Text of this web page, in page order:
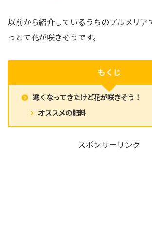
以前から紹介しているうちのプルメリア
っとで花が咲きそうです。
もくじ
寒くなってきたけど花が咲きそう！
オススメの肥料
スポンサーリンク